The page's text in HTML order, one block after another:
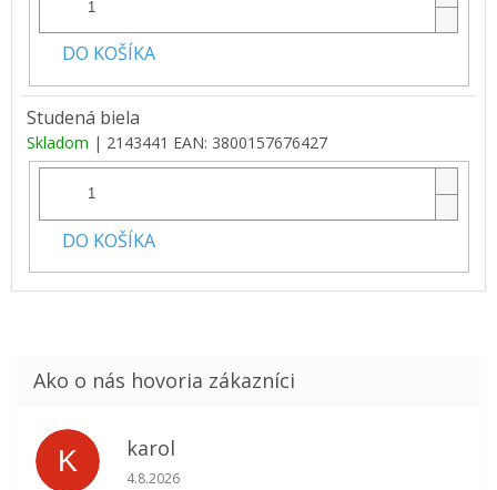
DO KOŠÍKA
Studená biela
Skladom | 2143441 EAN: 3800157676427
DO KOŠÍKA
K karol
Hodnotenie obchodu je 5 z 5 hviezdičiek.
4.8.2026